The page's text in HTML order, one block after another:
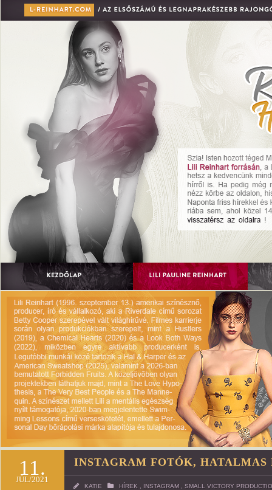
11.
JÚL/2021
INSTAGRAM FOTÓK, HATALMAS
KATIE HÍREK INSTAGRAM SMALL VICTORY